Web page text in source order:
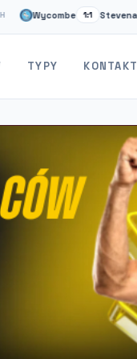
1:1 Stevenage 1H
TYPY KONTAKT